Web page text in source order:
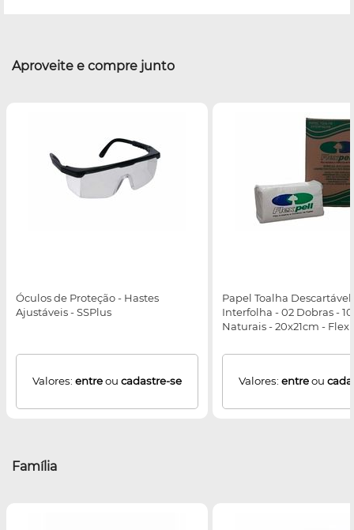
Aproveite e compre junto
Óculos de Proteção - Hastes
Ajustáveis - SSPlus
Valores: entreou cadastre-se
Papel Toalha Descartável
Interfolha - 02 Dobras -
Naturais - 20x21cm -
Valores: entreou
Família